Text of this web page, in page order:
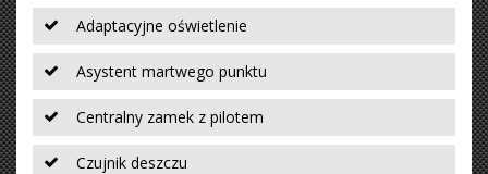
Adaptacyjne oświetlenie
Asystent martwego punktu
Centralny zamek z pilotem
Czujnik deszczu